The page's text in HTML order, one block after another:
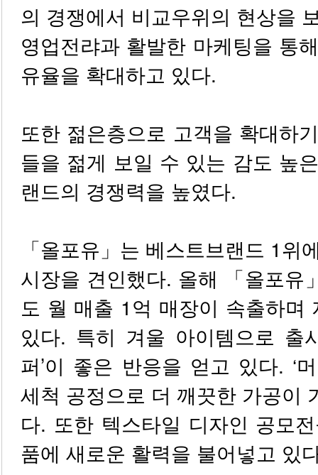
의 경쟁에서 비교우위의 현상을
영업전랴과 활발한 마케팅을 통
유율을 확대하고 있다.
또한 젊은층으로 고객을 확대하
들을 젊게 보일 수 있는 감도 높
랜드의 경쟁력을 높였다.
「올포유」는 베스트브랜드 1위
시장을 견인했다. 올해 「올포유
도 월 매출 1억 매장이 속출하며
있다. 특히 겨울 아이템으로 출
퍼’이 좋은 반응을 얻고 있다. ‘
세척 공정으로 더 깨끗한 가공이
다. 또한 텍스타일 디자인 공모
품에 새로운 활력을 불어넣고 있